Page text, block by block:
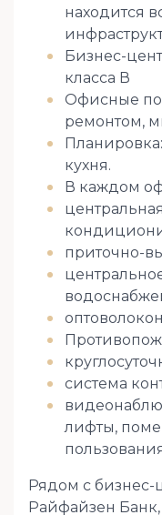
находится
Бизнес-
класса В
Офисные
ремонтом,
кухня.
В каждом
приточно-
система
лифты,
Рядом с бизнес-
Райфайзен